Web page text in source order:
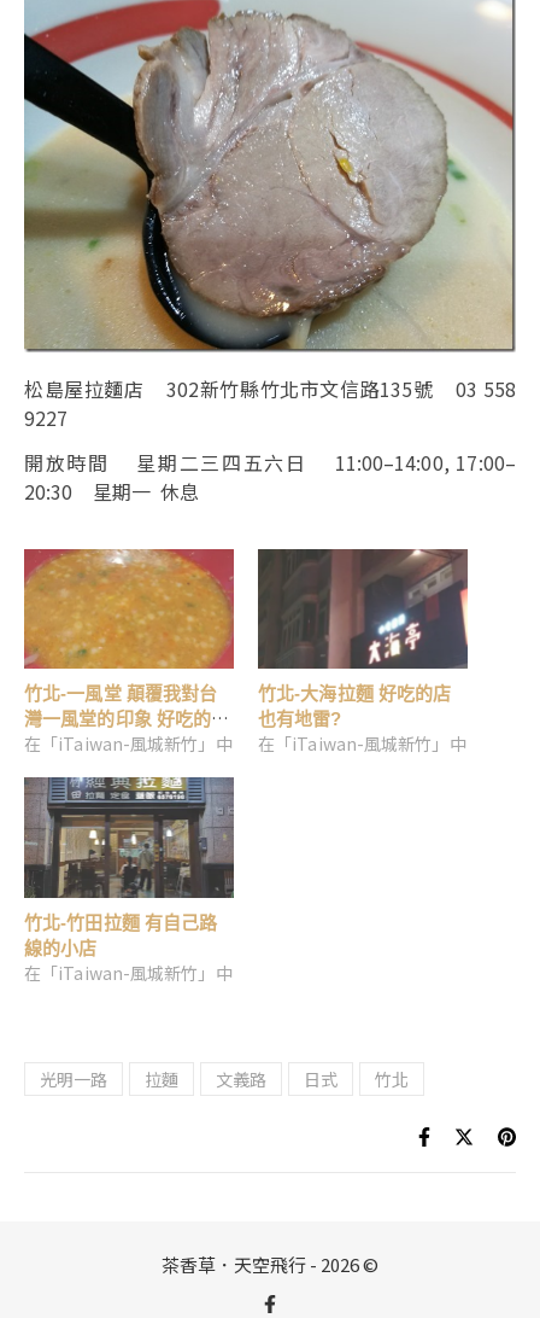
松島屋拉麵店 302新竹縣竹北市文信路135號 03 558
9227
開放時間 星期二三四五六日 11:00–14:00, 17:00–
20:30 星期一 休息
竹北-一風堂 顛覆我對台
灣一風堂的印象 好吃的赤
丸豚骨拉麵
在「iTaiwan-風城新竹」中
竹北-大海拉麵 好吃的店
也有地雷?
在「iTaiwan-風城新竹」中
竹北-竹田拉麵 有自己路
線的小店
在「iTaiwan-風城新竹」中
光明一路 拉麵 文義路 日式 竹北
茶香草．天空飛行 - 2026 ©